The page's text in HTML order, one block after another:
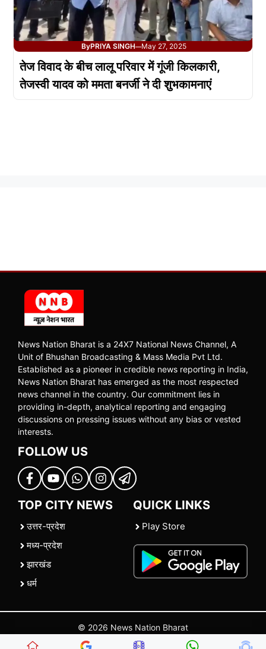
ByPRIYA SINGH—May 27, 2025
तेज विवाद के बीच लालू परिवार में गूंजी किलकारी,
तेजस्वी यादव को ममता बनर्जी ने दी शुभकामनाएं
News Nation Bharat is a 24X7 National News Channel, A
Unit of Bhushan Broadcasting & Mass Media Pvt Ltd.
Established as a pioneer in credible news reporting in India,
News Nation Bharat has emerged as the most respected
news channel in the country. Our commitment lies in
providing in-depth, analytical reporting and engaging
discussions on pressing issues without any bias or vested
interests.
FOLLOW US
TOP CITY NEWS
उत्तर-प्रदेश
मध्य-प्रदेश
झारखंड
धर्म
QUICK LINKS
Play Store
© 2026 News Nation Bharat
| |Contact Us |Policies Terms and Conditions